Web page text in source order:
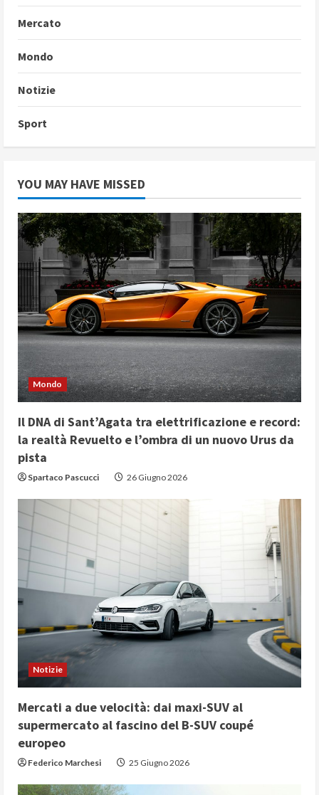
Mercato
Mondo
Notizie
Sport
YOU MAY HAVE MISSED
Mondo
Il DNA di Sant’Agata tra elettrificazione e record:
la realtà Revuelto e l’ombra di un nuovo Urus da
pista
Spartaco Pascucci 26 Giugno 2026
Notizie
Mercati a due velocità: dai maxi-SUV al
supermercato al fascino del B-SUV coupé
europeo
Federico Marchesi 25 Giugno 2026